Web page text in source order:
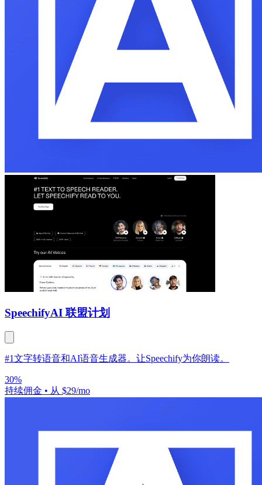
SpeechifyAI 联盟计划
#1文字转语音和AI语音生成器。让Speechify为你朗读。
30%
持续佣金 • 从 $29/mo